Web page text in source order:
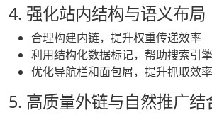
4. 强化站内结构与语义布局
合理构建内链，提升权重传递效率
利用结构化数据标记，帮助搜索引
优化导航栏和面包屑，提升抓取效率
5. 高质量外链与自然推广结